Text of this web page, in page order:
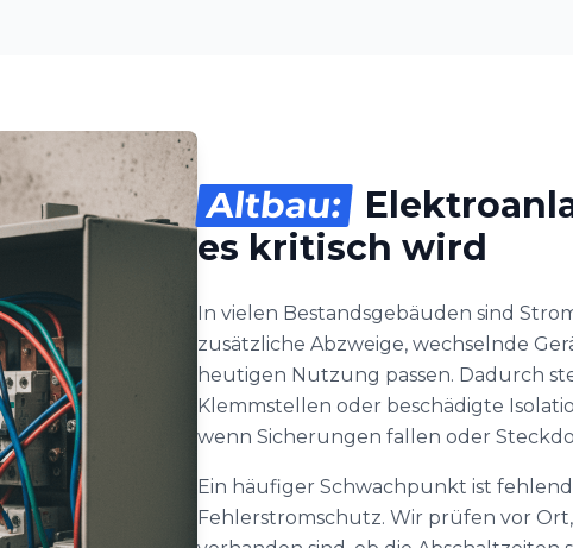
Altbau:
es kritisch wird
In vielen Bestandsgebäuden sind
zusätzliche Abzweige, wechselnde
heutigen Nutzung passen. Dadurch
Klemmstellen oder beschädigte
wenn Sicherungen fallen oder
Ein häufiger Schwachpunkt ist
Fehlerstromschutz. Wir prüfen vor